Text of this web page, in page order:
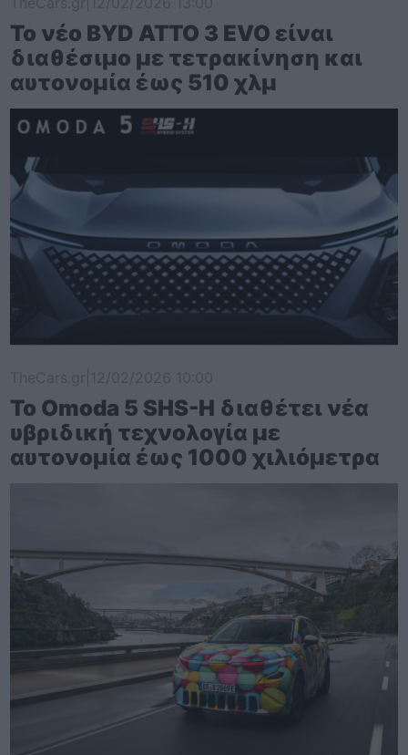
Το νέο BYD ATTO 3 EVO είναι
διαθέσιμο με τετρακίνηση και
αυτονομία έως 510 χλμ
Το Omoda 5 SHS-H διαθέτει νέα
υβριδική τεχνολογία με
αυτονομία έως 1000 χιλιόμετρα